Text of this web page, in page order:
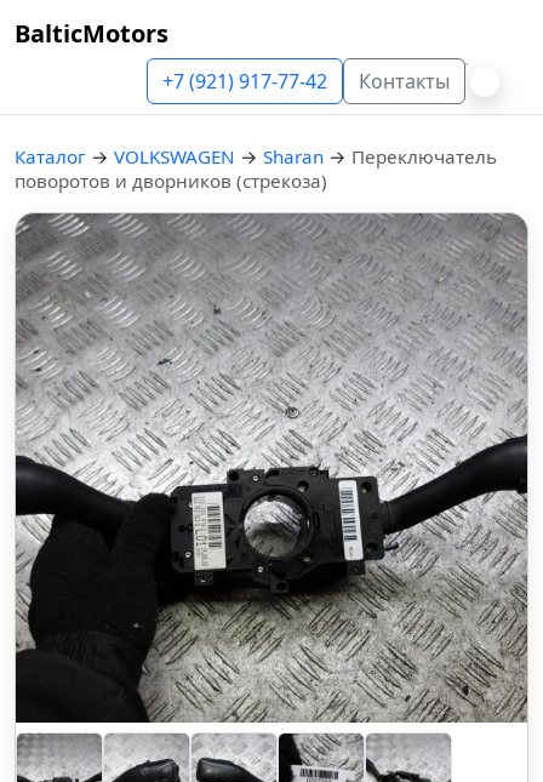
BalticMotors
+7 (921) 917-77-42 Контакты
Каталог → VOLKSWAGEN → Sharan → Переключатель
поворотов и дворников (стрекоза)